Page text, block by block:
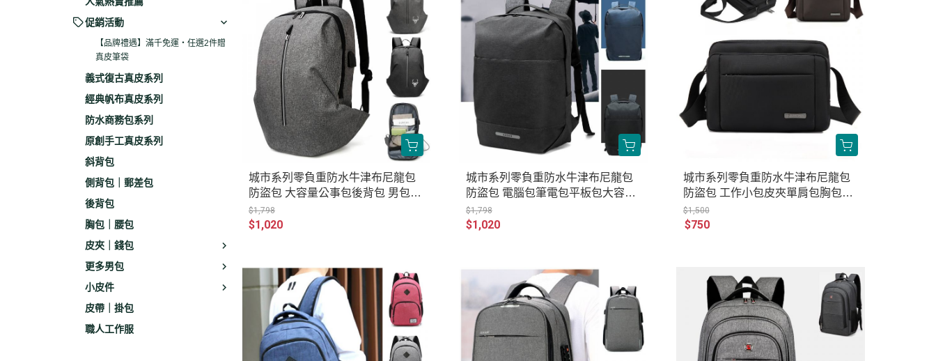
促銷活動
【品牌禮遇】滿千免運・任選2件贈
真皮筆袋
義式復古真皮系列
經典帆布真皮系列
防水商務包系列
原創手工真皮系列
斜背包
側背包｜郵差包
後背包
胸包｜腰包
皮夾｜錢包
更多男包
小皮件
皮帶｜掛包
職人工作服
城市系列零負重防水牛津布尼龍包
防盜包 大容量公事包後背包 男包女
包 AR118-9053
$1,798
$1,020
城市系列零負重防水牛津布尼龍包
防盜包 電腦包筆電包平板包大容量
公事包後背包 男包女包 AR139-021
1
$1,798
$1,020
城市系列零負重防水牛津布尼龍包
防盜包 工作小包皮夾單肩包胸包側
背包 男包女包 AR122-185
$1,500
$750